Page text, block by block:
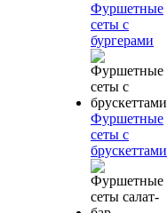
Фуршетные
сеты с
бургерами
Фуршетные
сеты с
брускеттами